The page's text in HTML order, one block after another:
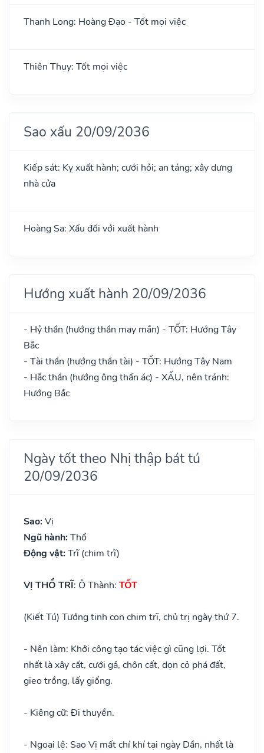
Thanh Long: Hoàng Đạo - Tốt mọi việc
Thiên Thụy: Tốt mọi việc
Sao xấu 20/09/2036
Kiếp sát: Kỵ xuất hành; cưới hỏi; an táng; xây dựng
nhà cửa
Hoàng Sa: Xấu đối với xuất hành
Hướng xuất hành 20/09/2036
- Hỷ thần (hướng thần may mắn) - TỐT: Hướng Tây
Bắc
- Tài thần (hướng thần tài) - TỐT: Hướng Tây Nam
- Hắc thần (hướng ông thần ác) - XẤU, nên tránh:
Hướng Bắc
Ngày tốt theo Nhị thập bát tú
20/09/2036
Sao: Vị
Ngũ hành: Thổ
Động vật: Trĩ (chim trĩ)
VỊ THỔ TRĨ: Ô Thành: TỐT
(Kiết Tú) Tướng tinh con chim trĩ, chủ trị ngày thứ 7.
- Nên làm: Khởi công tạo tác việc gì cũng lợi. Tốt
nhất là xây cất, cưới gả, chôn cất, dọn cỏ phá đất,
gieo trồng, lấy giống.
- Kiêng cữ: Đi thuyền.
- Ngoại lệ: Sao Vị mất chí khí tại ngày Dần, nhất là